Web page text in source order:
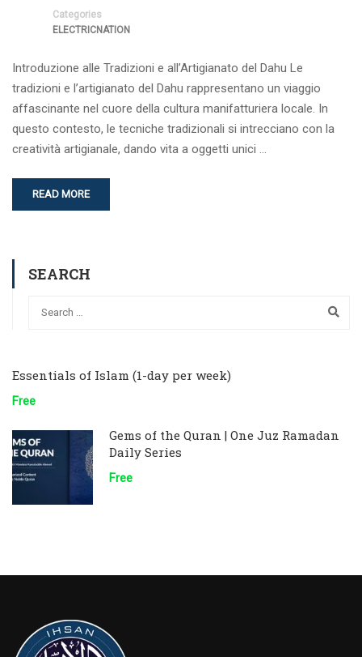
Categories
ELECTRICNATION
Introduzione alle Tradizioni e all’Artigianato del Dahu Le
tradizioni e l’artigianato del Dahu rappresentano un viaggio
affascinante nel cuore della cultura manifatturiera locale. In
questo contesto, le tecniche tradizionali si intrecciano con la
creatività artigianale, dando vita a oggetti unici …
READ MORE
SEARCH
Essentials of Islam (1-day per week)
Free
Gems of the Quran | One Juz Ramadan
Daily Series
Free